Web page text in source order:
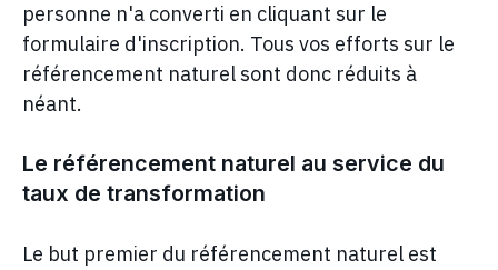
personne n'a converti en cliquant sur le
formulaire d'inscription. Tous vos efforts sur le
référencement naturel sont donc réduits à
néant.
Le référencement naturel au service du
taux de transformation
Le but premier du référencement naturel est